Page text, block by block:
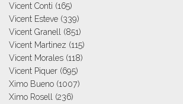
Vicent Conti (165)
Vicent Esteve (339)
Vicent Granell
(851)
Vicent Martinez (115)
Vicent Morales (118)
Vicent Piquer (695)
Ximo Bueno (1007)
Ximo Rosell
(236)